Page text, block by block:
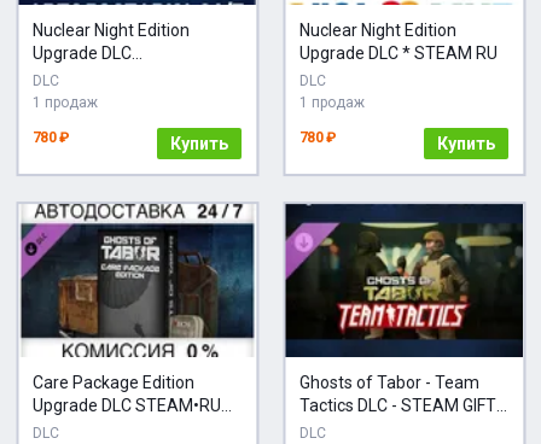
Nuclear Night Edition
Upgrade DLC
АВТОДОСТАВКА Steam
DLC
1 продаж
780 ₽ Купить
Nuclear Night Edition
Upgrade DLC * STEAM RU
DLC
1 продаж
780 ₽ Купить
Care Package Edition
Upgrade DLC STEAM•RU
АВТО
DLC
Ghosts of Tabor - Team
Tactics DLC - STEAM GIFT
РОССИЯ
DLC